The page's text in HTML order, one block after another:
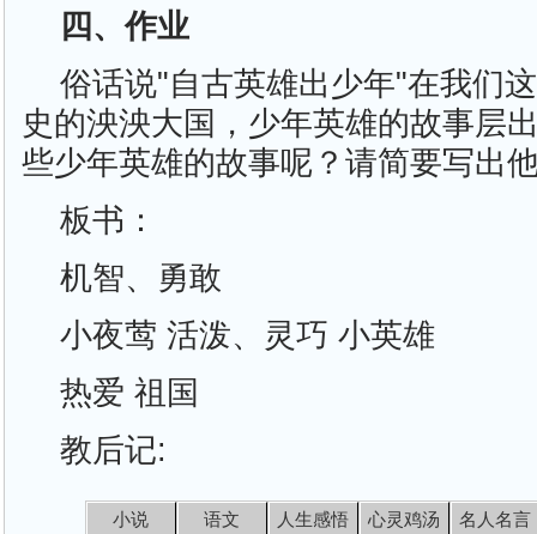
四、作业
俗话说"自古英雄出少年"在我们
史的泱泱大国，少年英雄的故事层
些少年英雄的故事呢？请简要写出
板书：
机智、勇敢
小夜莺 活泼、灵巧 小英雄
热爱 祖国
教后记:
小说 语文 人生感悟 心灵鸡汤 名人名言